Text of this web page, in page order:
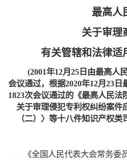
最高人
关于审理
有关管辖和法律适
(2001年12月25日由最高人
会议通过，根据2020年12月23
1823次会议通过的《最高人民
关于审理侵犯专利权纠纷案件
（二）〉等十八件知识产权类
《全国人民代表大会常务